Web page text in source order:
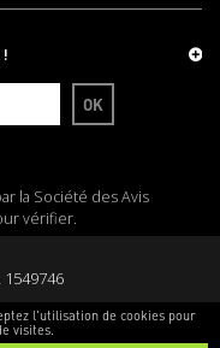
l'utilisation de cookies pour
visites.
OK
la Société des Avis
vérifier.